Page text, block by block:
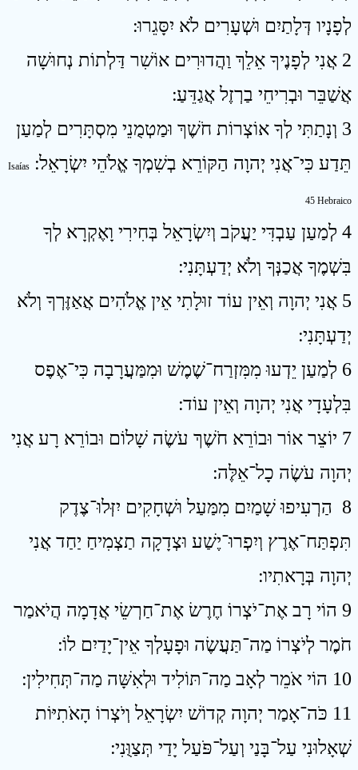
לְפָנָיו דְּלָתַיִם וּשְׁעָרִים לֹא יִסָּגֵרוּ ׃
2 אֲנִי לְפָנֶיךָ אֵלֵךְ וַהֲדוּרִים אוֹשִׁר דַּלְתוֹת נְחוּשָׁה
אֲשַׁבֵּר וּבְרִיחֵי בַרְזֶל אֲגַדֵּעַ ׃
3 וְנָתַתִּי לְךָ אוֹצְרוֹת חֹשֶׁךְ וּמַטְמֻנֵי מִסְתָּרִים לְמַעַן
תֵּדַע כִּי־אֲנִי יְהוָה הַקּוֹרֵא בְשִׁמְךָ אֱלֹהֵי יִשְׂרָאֵל ׃ Isaías
45 Hebraico
4 לְמַעַן עַבְדִּי יַעֲקֹב וְיִשְׂרָאֵל בְּחִירִי וָאֶקְרָא לְךָ
בִּשְׁמֶךָ אֲכַנְּךָ וְלֹא יְדַעְתָּנִי ׃
5 אֲנִי יְהוָה וְאֵין עוֹד זוּלָתִי אֵין אֱלֹהִים אֲאַזֶּרְךָ וְלֹא
יְדַעְתָּנִי ׃
6 לְמַעַן יֵדְעוּ מִמִּזְרַח־שֶׁמֶשׁ וּמִמַּעֲרָבָה כִּי־אֶפֶס
בִּלְעָדָי אֲנִי יְהוָה וְאֵין עוֹד ׃
7 יוֹצֵר אוֹר וּבוֹרֵא חֹשֶׁךְ עֹשֶׂה שָׁלוֹם וּבוֹרֵא רָע אֲנִי
יְהוָה עֹשֶׂה כָל־אֵלֶּה ׃
8 הַרְעִיפוּ שָׁמַיִם מִמַּעַל וּשְׁחָקִים יִזְּלוּ־צֶדֶק
תִּפְתַּח־אֶרֶץ וְיִפְרוּ־יֶשַׁע וּצְדָקָה תַצְמִיחַ יַחַד אֲנִי
יְהוָה בְּרָאתִיו ׃
9 הוֹי רָב אֶת־יֹצְרוֹ חֶרֶשׂ אֶת־חַרְשֵׂי אֲדָמָה הֲיֹאמַר
חֹמֶר לְיֹצְרוֹ מַה־תַּעֲשֶׂה וּפָעָלְךָ אֵין־יָדַיִם לוֹ ׃
10 הוֹי אֹמֵר לְאָב מַה־תּוֹלִיד וּלְאִשָּׁה מַה־תְּחִילִין ׃
11 כֹּה־אָמַר יְהוָה קְדוֹשׁ יִשְׂרָאֵל וְיֹצְרוֹ הָאֹתִיּוֹת
שְׁאָלוּנִי עַל־בָּנַי וְעַל־פֹּעַל יָדַי תְּצַוֻּנִי ׃